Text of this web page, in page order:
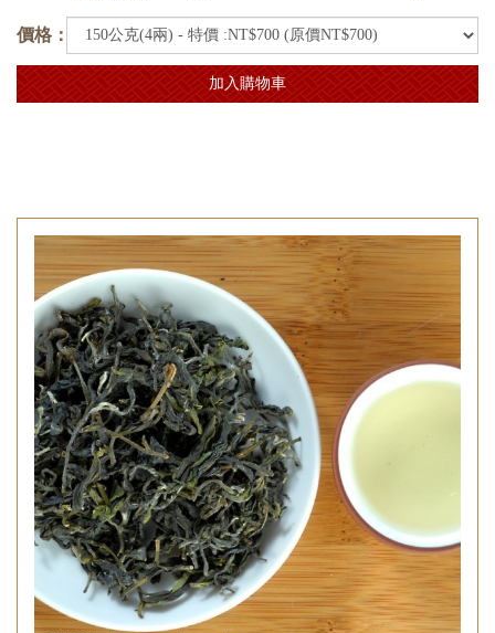
價格：
加入購物車